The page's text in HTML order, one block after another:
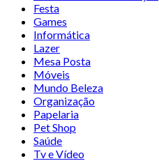
Festa
Games
Informática
Lazer
Mesa Posta
Móveis
Mundo Beleza
Organização
Papelaria
Pet Shop
Saúde
Tv e Vídeo